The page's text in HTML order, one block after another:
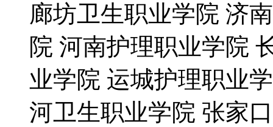
廊坊卫生职业学院 济
院 河南护理职业学院
业学院 运城护理职业
河卫生职业学院 张家